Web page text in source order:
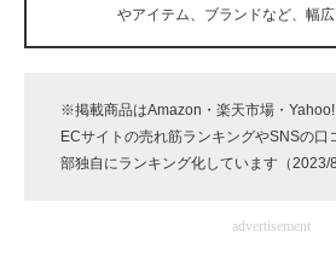
ITエンジニア向け専門サイト
IT製品の技術・比較・事例
製造業のIT導入・活用を支援
モノづくり技術者専門サイト
やアイテム、ブランドなど、幅広
※掲載商品はAmazon・楽天市場・
ECサイトの売れ筋ランキングやSNSの口
部独自にランキング化しています（2023/
advertisement